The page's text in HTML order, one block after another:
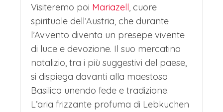
Visiteremo poi Mariazell, cuore
spirituale dell’Austria, che durante
l’Avvento diventa un presepe vivente
di luce e devozione. Il suo mercatino
natalizio, tra i più suggestivi del paese,
si dispiega davanti alla maestosa
Basilica unendo fede e tradizione.
L’aria frizzante profuma di Lebkuchen